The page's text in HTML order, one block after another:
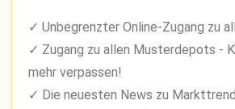
Unbegrenzter Online-Zugang zu
Zugang zu allen Musterdepots -
mehr verpassen!
Die neuesten News zu